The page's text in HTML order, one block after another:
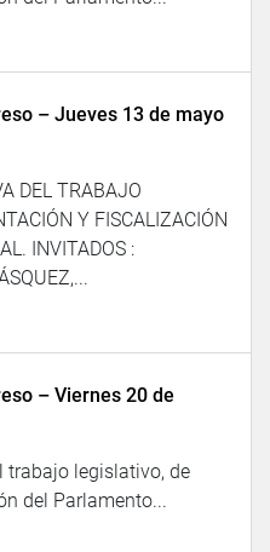
– Jueves 13 de mayo
DEL TRABAJO
Y FISCALIZACIÓN
INVITADOS :
– Viernes 20 de
trabajo legislativo, de
del Parlamento...